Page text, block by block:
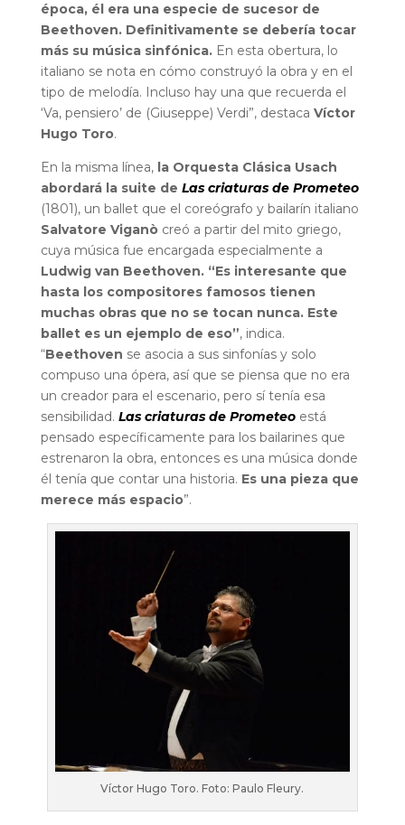
época, él era una especie de sucesor de
Beethoven. Definitivamente se debería tocar
más su música sinfónica. En esta obertura, lo
italiano se nota en cómo construyó la obra y en el
tipo de melodía. Incluso hay una que recuerda el
‘Va, pensiero’ de (Giuseppe) Verdi”, destaca Víctor
Hugo Toro.
En la misma línea, la Orquesta Clásica Usach
abordará la suite de Las criaturas de Prometeo
(1801), un ballet que el coreógrafo y bailarín italiano
Salvatore Viganòcreó a partir del mito griego,
cuya música fue encargada especialmente a
Ludwig van Beethoven. “Es interesante que
hasta los compositores famosos tienen
muchas obras que no se tocan nunca. Este
ballet es un ejemplo de eso”, indica.
“Beethoven se asocia a sus sinfonías y solo
compuso una ópera, así que se piensa que no era
un creador para el escenario, pero sí tenía esa
sensibilidad. Las criaturas de Prometeoestá
pensado específicamente para los bailarines que
estrenaron la obra, entonces es una música donde
él tenía que contar una historia. Es una pieza que
merece más espacio”.
Víctor Hugo Toro. Foto: Paulo Fleury.